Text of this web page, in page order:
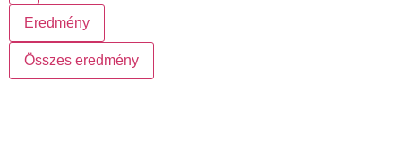
Eredmény
Összes eredmény